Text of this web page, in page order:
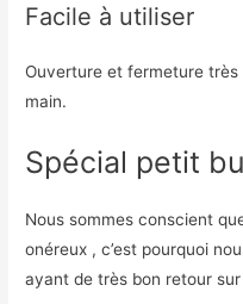
Facile à utiliser
Ouverture et fermeture très
main.
Spécial petit
Nous sommes conscient
onéreux , c’est pourquoi
ayant de très bon retour sur